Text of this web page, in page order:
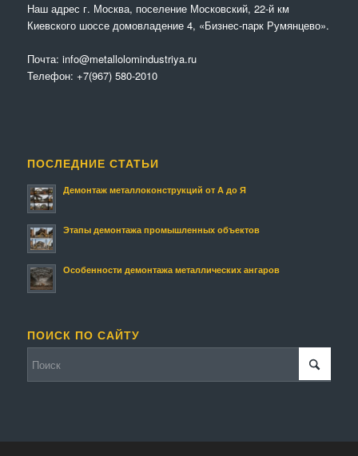
Наш адрес г. Москва, поселение Московский, 22-й км
Киевского шоссе домовладение 4, «Бизнес-парк Румянцево».
Почта: info@metallolomindustriya.ru
Телефон: +7(967) 580-2010
ПОСЛЕДНИЕ СТАТЬИ
Демонтаж металлоконструкций от А до Я
Этапы демонтажа промышленных объектов
Особенности демонтажа металлических ангаров
ПОИСК ПО САЙТУ